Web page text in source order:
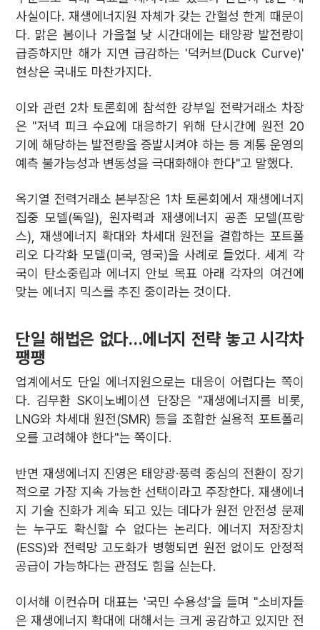
사실이다. 재생에너지원 자체가 갖는 간헐성 한계 때문이
다. 맑은 봄이나 가을철 낮 시간대에는 태양광 발전량이
급증하지만 해가 지면 급감하는 '덕커브(Duck Curve)'
현상은 국내도 마찬가지다.
이와 관련 2차 토론회에 참석한 강부일 전략거래소 차장
은 "저녁 피크 수요에 대응하기 위해 단시간에 원전 20
기에 해당하는 발전량을 증발시켜야 하는 등 계통 운영의
예측 불가능성과 변동성을 극대화해야 한다"고 말했다.
옥기열 전력거래소 본부장은 1차 토론회에서 재생에너지
집중 모델(독일), 원자력과 재생에너지 공존 모델(프랑
스), 재생에너지 확대와 차세대 원전을 결합하는 포트폴
리오 다각화 모델(미국, 영국)을 사례로 들었다. 세계 각
국이 탄소중립과 에너지 안보 목표 아래 각자의 여건에
맞는 에너지 믹스를 추진 중이라는 것이다.
단일 해법은 없다…에너지 전략 놓고 시각차
팽팽
업계에서도 단일 에너지원으로는 대응이 어렵다는 쪽이
다. 김무환 SK이노베이션 단장은 "재생에너지를 비롯,
LNG와 차세대 원전(SMR) 등을 조합한 실용적 포트폴리
오를 고려해야 한다"는 쪽이다.
반면 재생에너지 진영은 태양광·풍력 중심의 전환이 장기
적으로 가장 지속 가능한 선택이라고 주장한다. 재생에너
지 기술 진화가 계속 되고 있는 데다가 원전 안전성 문제
는 누구도 확신할 수 없다는 논리다. 에너지 저장장치
(ESS)와 전력망 고도화가 병행되면 원전 없이도 안정적
공급이 가능하다는 관점도 힘을 싣는다.
이서해 이컨슈머 대표는 '국민 수용성'을 들며 "소비자들
은 재생에너지 확대에 대해서는 크게 공감하고 있지만 전